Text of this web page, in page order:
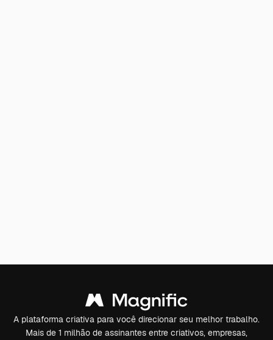
A plataforma criativa para você direcionar seu melhor trabalho.
Mais de 1 milhão de assinantes entre criativos, empresas,